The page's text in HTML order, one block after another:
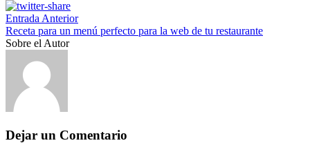
Entrada Anterior
Receta para un menú perfecto para la web de tu restaurante
Sobre el Autor
Dejar un Comentario